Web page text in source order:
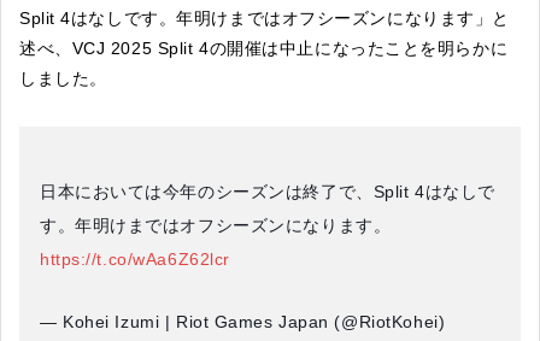
Split 4はなしです。年明けまではオフシーズンになります」と
述べ、VCJ 2025 Split 4の開催は中止になったことを明らかに
しました。
日本においては今年のシーズンは終了で、Split 4はなしで
す。年明けまではオフシーズンになります。
https://t.co/wAa6Z62lcr
— Kohei Izumi | Riot Games Japan (@RiotKohei)